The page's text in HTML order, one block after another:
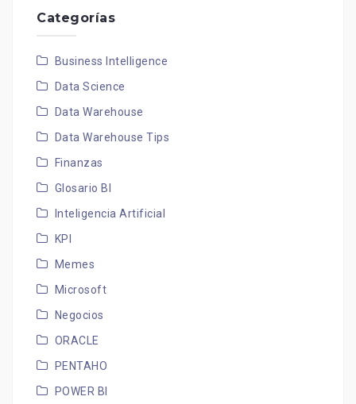
Categorías
Business Intelligence
Data Science
Data Warehouse
Data Warehouse Tips
Finanzas
Glosario BI
Inteligencia Artificial
KPI
Memes
Microsoft
Negocios
ORACLE
PENTAHO
POWER BI